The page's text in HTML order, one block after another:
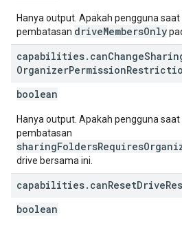
Hanya output. Apakah pengguna
pembatasan driveMembersOnly
capabilities. canChange
OrganizerPermission
boolean
Hanya output. Apakah pengguna
pembatasan
drive bersama ini.
capabilities. canResetDrive
boolean